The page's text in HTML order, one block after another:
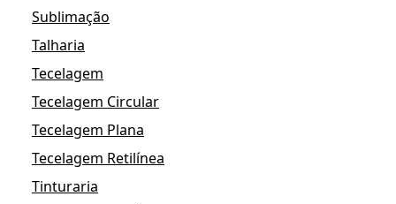
Sublimação
Talharia
Tecelagem
Tecelagem Circular
Tecelagem Plana
Tecelagem Retilínea
Tinturaria